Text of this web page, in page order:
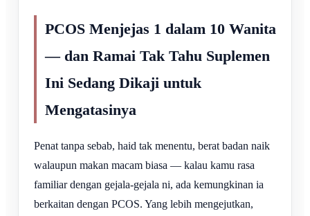
PCOS Menjejas 1 dalam 10 Wanita
— dan Ramai Tak Tahu Suplemen
Ini Sedang Dikaji untuk
Mengatasinya
Penat tanpa sebab, haid tak menentu, berat badan naik
walaupun makan macam biasa — kalau kamu rasa
familiar dengan gejala-gejala ni, ada kemungkinan ia
berkaitan dengan PCOS. Yang lebih mengejutkan,